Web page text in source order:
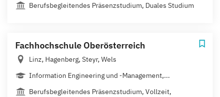
Berufsbegleitendes Präsenzstudium, Duales Studium
Fachhochschule Oberösterreich
Linz, Hagenberg, Steyr, Wels
Information Engineering und -Management,...
Berufsbegleitendes Präsenzstudium, Vollzeit,